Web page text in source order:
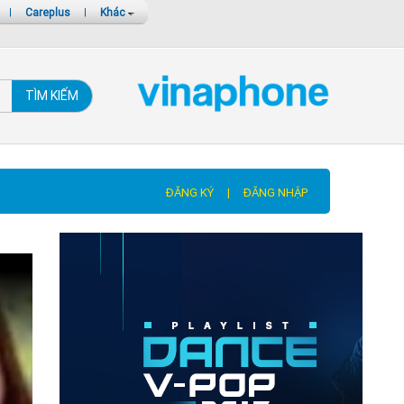
| Careplus | Khác
TÌM KIẾM
ĐĂNG KÝ | ĐĂNG NHẬP